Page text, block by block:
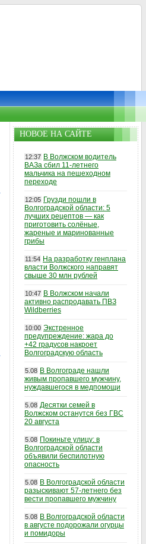
НОВОЕ НА САЙТЕ
12:37 В Волжском водитель
ВАЗа сбил 11-летнего
мальчика на пешеходном
переходе
12:05 Грузди пошли в
Волгоградской области: 5
лучших рецептов — как
приготовить солёные,
жареные и маринованные
грибы
11:54 На разработку генплана
власти Волжского направят
свыше 30 млн рублей
10:47 В Волжском начали
активно распродавать ПВЗ
Wildberries
10:00 Экстренное
предупреждение: жара до
+42 градусов накроет
Волгоградскую область
5.08 В Волгограде нашли
живым пропавшего мужчину,
нуждавшегося в медпомощи
5.08 Десятки семей в
Волжском останутся без ГВС
20 августа
5.08 Покиньте улицу: в
Волгоградской области
объявили беспилотную
опасность
5.08 В Волгоградской области
разыскивают 57-летнего без
вести пропавшего мужчину
5.08 В Волгоградской области
в августе подорожали огурцы
и помидоры